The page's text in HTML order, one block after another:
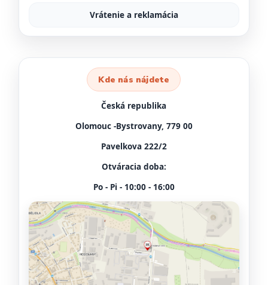
Vrátenie a reklamácia
Kde nás nájdete
Česká republika
Olomouc -Bystrovany, 779 00
Pavelkova 222/2
Otváracia doba:
Po - Pi - 10:00 - 16:00